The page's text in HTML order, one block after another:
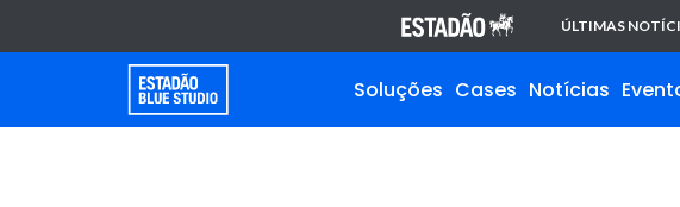
ÚLTIMAS
Soluções Cases Notícias